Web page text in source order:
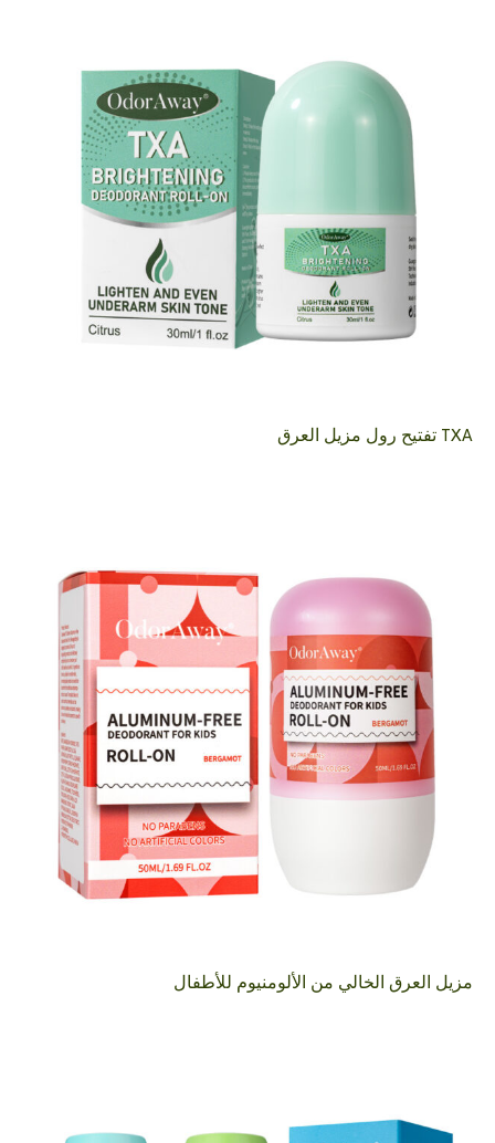
TXA تفتيح رول مزيل العرق
مزيل العرق الخالي من الألومنيوم للأطفال